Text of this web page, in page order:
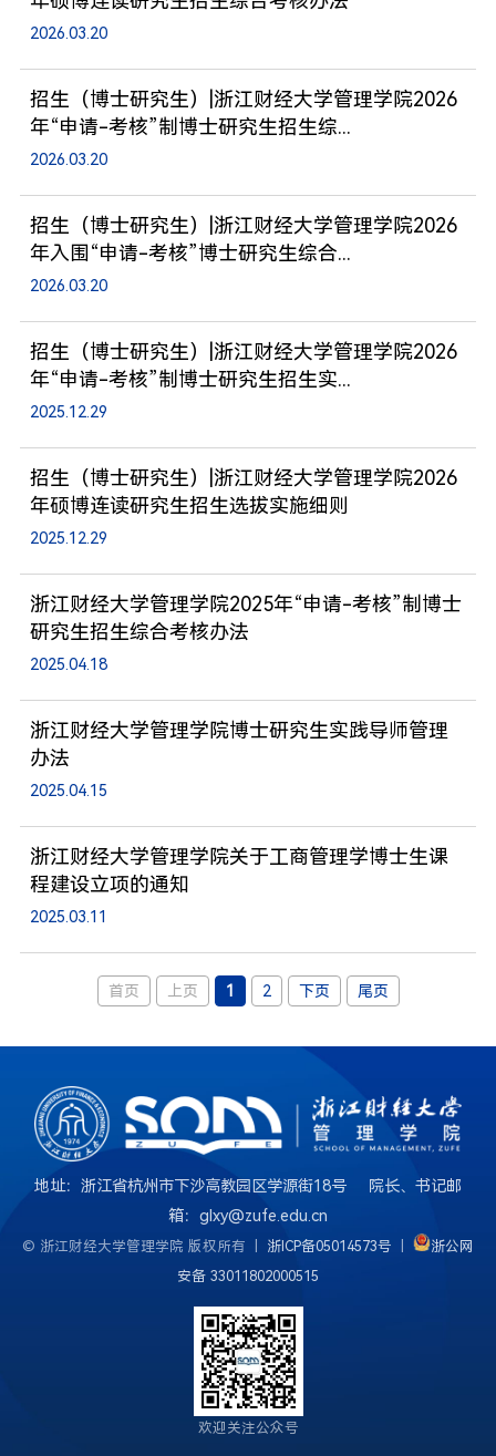
2026.03.20
招生（博士研究生）|浙江财经大学管理学院2026
年“申请-考核”制博士研究生招生综...
2026.03.20
招生（博士研究生）|浙江财经大学管理学院2026
年入围“申请-考核”博士研究生综合...
2026.03.20
招生（博士研究生）|浙江财经大学管理学院2026
年“申请-考核”制博士研究生招生实...
2025.12.29
招生（博士研究生）|浙江财经大学管理学院2026
年硕博连读研究生招生选拔实施细则
2025.12.29
浙江财经大学管理学院2025年“申请-考核”制博士
研究生招生综合考核办法
2025.04.18
浙江财经大学管理学院博士研究生实践导师管理
办法
2025.04.15
浙江财经大学管理学院关于工商管理学博士生课
程建设立项的通知
2025.03.11
首页 上页 1 2 下页 尾页
地址：浙江省杭州市下沙高教园区学源街18号 院长、书记邮
箱：glxy@zufe.edu.cn
© 浙江财经大学管理学院 版权所有 | 浙ICP备05014573号
浙公网
安备 33011802000515
欢迎关注公众号